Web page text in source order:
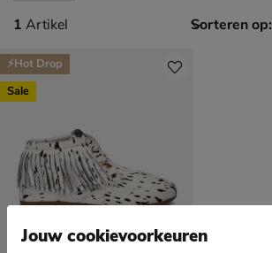
1 artikel
1 Artikel Sorteren op:
⚡Hot Drop
Sale
Jouw cookievoorkeuren